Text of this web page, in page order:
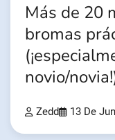
Más de 20
bromas
novio/
Zedd 13 De